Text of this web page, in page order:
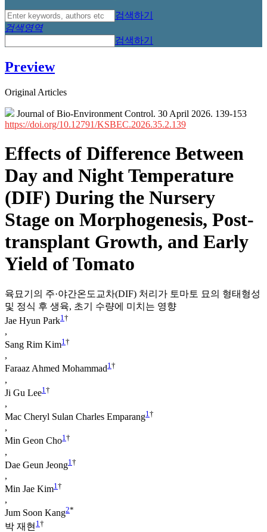
검색하기
검색영역
검색하기
Preview
Original Articles
Journal of Bio-Environment Control. 30 April 2026. 139-153
https://doi.org/10.12791/KSBEC.2026.35.2.139
Effects of Difference Between
Day and Night Temperature
(DIF) During the Nursery
Stage on Morphogenesis, Post-
transplant Growth, and Early
Yield of Tomato
육묘기의 주·야간온도교차(DIF) 처리가 토마토 묘의 형태형성
및 정식 후 생육, 초기 수량에 미치는 영향
Jae Hyun Park1 †
,
Sang Rim Kim1 †
,
Faraaz Ahmed Mohammad1†
,
Ji Gu Lee1 †
,
Mac Cheryl Sulan Charles Emparang1 †
,
Min Geon Cho1†
,
Dae Geun Jeong1 †
,
Min Jae Kim1 †
,
Jum Soon Kang2*
박 재현 1 †